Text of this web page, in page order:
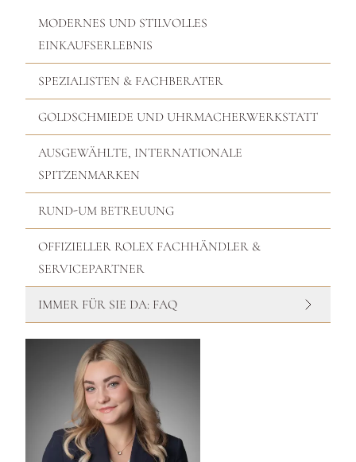
MODERNES UND STILVOLLES
EINKAUFSERLEBNIS
SPEZIALISTEN & FACHBERATER
GOLDSCHMIEDE UND UHRMACHERWERKSTATT
AUSGEWÄHLTE, INTERNATIONALE
SPITZENMARKEN
RUND-UM BETREUUNG
OFFIZIELLER ROLEX FACHHÄNDLER &
SERVICEPARTNER
IMMER FÜR SIE DA: FAQ